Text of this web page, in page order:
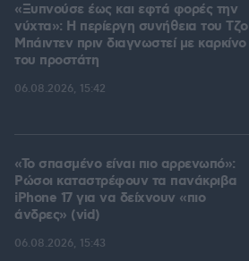
«Ξυπνούσε έως και εφτά φορές την
νύχτα»: Η περίεργη συνήθεια του Τζο
Μπάιντεν πριν διαγνωστεί με καρκίνο
του προστάτη
06.08.2026, 15:42
«Το σπασμένο είναι πιο αρρενωπό»:
Ρώσοι καταστρέφουν τα πανάκριβα
iPhone 17 για να δείχνουν «πιο
άνδρες» (vid)
06.08.2026, 15:43